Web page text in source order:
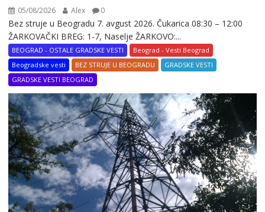
05/08/2026 Alex 0
Bez struje u Beogradu 7. avgust 2026. Čukarica 08:30 – 12:00
ŽARKOVAČKI BREG: 1-7, Naselje ŽARKOVO:...
BEOGRAD - OSTALE GRADSKE VESTI
Beograd - Vesti Beograd
Beogradske vesti
BEZ STRUJE U BEOGRADU
GRADSKE VESTI
GRADSKE VESTI BEOGRAD